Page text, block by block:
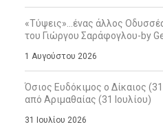
«Τύψεις»…ένας άλλος
του Γιώργου Σαράφογλου-by
1 Αυγούστου 2026
Όσιος Ευδόκιμος ο Δίκαιος
από Αριμαθαίας (31 Ιουλίου)
31 Ιουλίου 2026